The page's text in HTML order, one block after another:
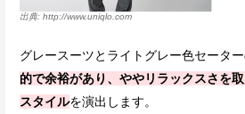
http://www.uniqlo.com
グレースーツとライトグレー色セーター
的で余裕があり、ややリラックスさを
スタイルを演出します。